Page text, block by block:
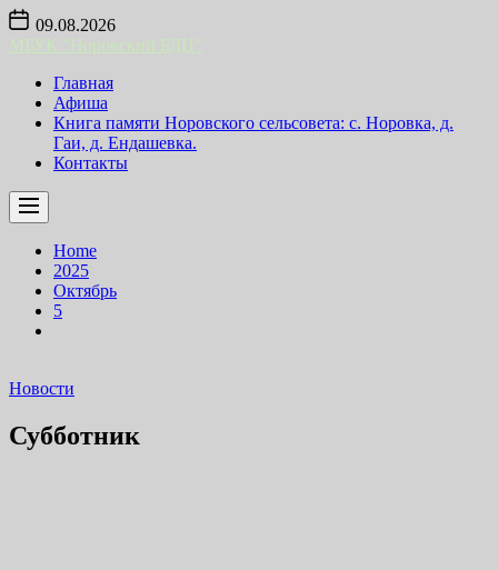
Skip
content
09.08.2026
Главная
Афиша
Книга памяти Норовского сельсовета: с. Норовка, д.
Гаи, д. Ендашевка.
Контакты
Home
2025
Октябрь
5
Новости
Субботник